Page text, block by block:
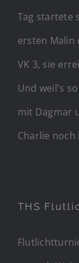
Tag startete
ersten Malin
VK 3, sie
Und weil's
mit Dagmar
Charlie noch
THS